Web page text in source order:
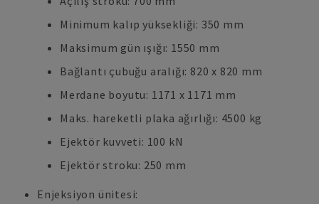
Minimum kalıp yüksekliği: 350 mm
Maksimum gün ışığı: 1550 mm
Bağlantı çubuğu aralığı: 820 x 820 mm
Merdane boyutu: 1171 x 1171 mm
Maks. hareketli plaka ağırlığı: 4500 kg
Ejektör kuvveti: 100 kN
Ejektör stroku: 250 mm
Enjeksiyon ünitesi: